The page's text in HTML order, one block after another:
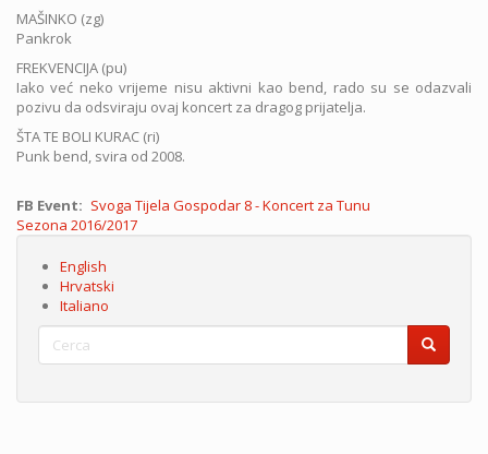
MAŠINKO (zg)
Pankrok
FREKVENCIJA (pu)
Iako već neko vrijeme nisu aktivni kao bend, rado su se odazvali
pozivu da odsviraju ovaj koncert za dragog prijatelja.
ŠTA TE BOLI KURAC (ri)
Punk bend, svira od 2008.
FB Event
Svoga Tijela Gospodar 8 - Koncert za Tunu
Sezona
Sezona 2016/2017
English
Hrvatski
Italiano
Cerca
Cerca Cerca